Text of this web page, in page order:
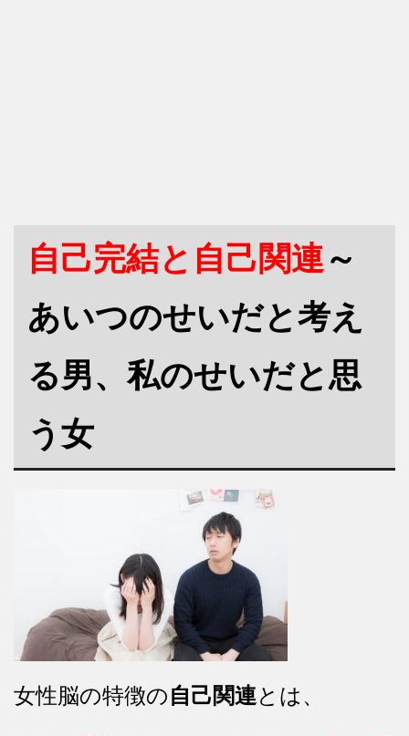
自己完結と自己関連～
あいつのせいだと考え
る男、私のせいだと思
う女
女性脳の特徴の自己関連とは、